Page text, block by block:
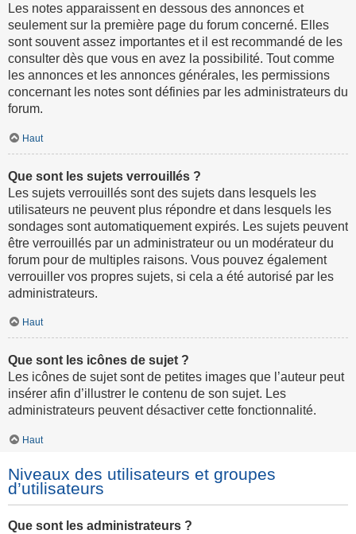
Les notes apparaissent en dessous des annonces et
seulement sur la première page du forum concerné. Elles
sont souvent assez importantes et il est recommandé de les
consulter dès que vous en avez la possibilité. Tout comme
les annonces et les annonces générales, les permissions
concernant les notes sont définies par les administrateurs du
forum.
Haut
Que sont les sujets verrouillés ?
Les sujets verrouillés sont des sujets dans lesquels les
utilisateurs ne peuvent plus répondre et dans lesquels les
sondages sont automatiquement expirés. Les sujets peuvent
être verrouillés par un administrateur ou un modérateur du
forum pour de multiples raisons. Vous pouvez également
verrouiller vos propres sujets, si cela a été autorisé par les
administrateurs.
Haut
Que sont les icônes de sujet ?
Les icônes de sujet sont de petites images que l’auteur peut
insérer afin d’illustrer le contenu de son sujet. Les
administrateurs peuvent désactiver cette fonctionnalité.
Haut
Niveaux des utilisateurs et groupes
d’utilisateurs
Que sont les administrateurs ?